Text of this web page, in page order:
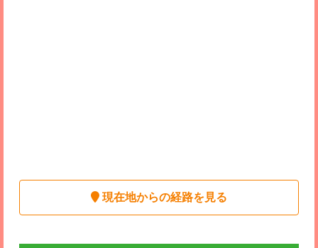
現在地からの経路を見る